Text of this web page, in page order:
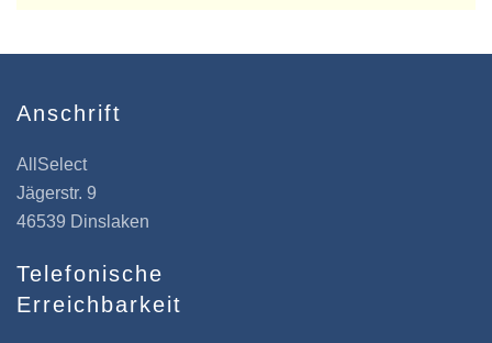
Anschrift
AllSelect
Jägerstr. 9
46539 Dinslaken
Telefonische
Erreichbarkeit